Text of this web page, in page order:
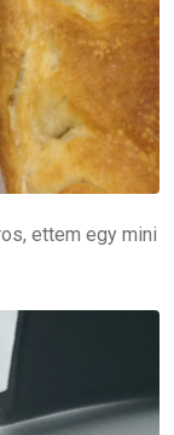
ettem egy mini